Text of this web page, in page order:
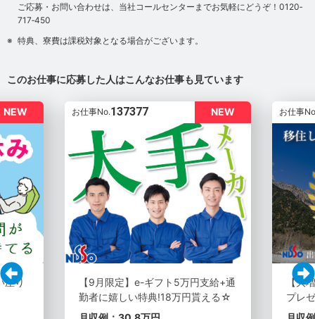
ご応募・お問い合わせは、当社コールセンターまでお気軽にどうぞ！0120‐
717‐450
特典、寮費は課税対象となる場合がございます。
このお仕事に応募した人はこんなお仕事も見ています
NEW
座り
NEW
お仕事No.137377
【9月限定】e-ギフト5万円支給+通
勤者に嬉しい特典!18万円貰える☆
お仕事
【大
プレ